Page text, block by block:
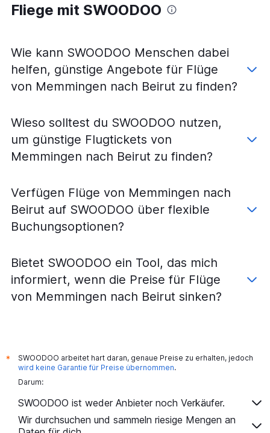
Flüge von Leipzig nach Beirut
Flüge von Karlsruhe nach Beirut
Flüge von Friedrichshafen nach Beirut
Fliege mit SWOODOO
Wie kann SWOODOO Menschen dabei
helfen, günstige Angebote für Flüge
von Memmingen nach Beirut zu finden?
Wieso solltest du SWOODOO nutzen,
um günstige Flugtickets von
Memmingen nach Beirut zu finden?
Verfügen Flüge von Memmingen nach
Beirut auf SWOODOO über flexible
Buchungsoptionen?
Bietet SWOODOO ein Tool, das mich
informiert, wenn die Preise für Flüge
von Memmingen nach Beirut sinken?
*
SWOODOO arbeitet hart daran, genaue Preise zu erhalten, jedoch
wird keine Garantie für Preise übernommen.
Darum:
SWOODOO ist weder Anbieter noch Verkäufer.
Wir durchsuchen und sammeln riesige Mengen an